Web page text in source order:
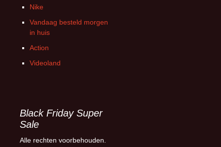
Nike
Vandaag besteld morgen
in huis
Action
Videoland
Black Friday Super
Sale
Alle rechten voorbehouden.